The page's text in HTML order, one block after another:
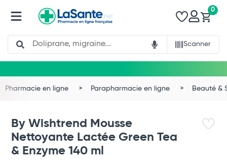
Search
Scanner
0
Pharmacie en ligne Parapharmacie en ligne Beauté &
By Wishtrend Mousse
Nettoyante Lactée Green Tea
& Enzyme 140 ml